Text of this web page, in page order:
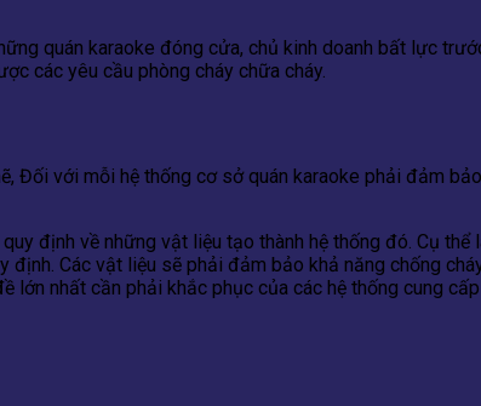
quán karaoke đóng cửa, chủ kinh doanh bất lực
các yêu cầu phòng cháy chữa cháy.
Đối với mỗi hệ thống cơ sở quán karaoke phải đảm
định về những vật liệu tạo thành hệ thống đó. Cụ
Các vật liệu sẽ phải đảm bảo khả năng chống
nhất cần phải khắc phục của các hệ thống cung